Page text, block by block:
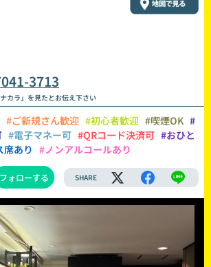
3713
カラ」を見たとお伝え下さい
#ご新規さん歓迎 #初心者歓迎 #喫煙OK #
#電子マネー可 #QRコード決済可 #おひと
席あり #ノンアルコールあり
フォローする SHARE